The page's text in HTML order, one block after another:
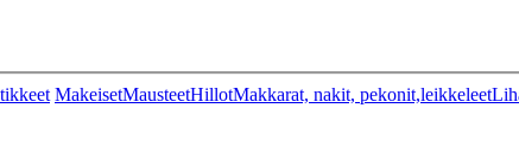
MakeisetMausteetHillotMakkarat, nakit, pekonit,leikkeleet